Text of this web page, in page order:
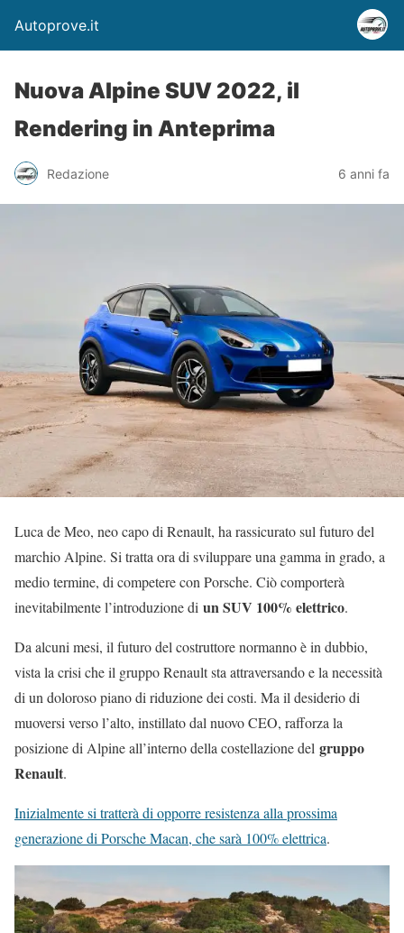
Autoprove.it
Nuova Alpine SUV 2022, il
Rendering in Anteprima
Redazione 6 anni fa
Luca de Meo, neo capo di Renault, ha rassicurato sul futuro del
marchio Alpine. Si tratta ora di sviluppare una gamma in grado, a
medio termine, di competere con Porsche. Ciò comporterà
inevitabilmente l’introduzione di un SUV 100% elettrico.
Da alcuni mesi, il futuro del costruttore normanno è in dubbio,
vista la crisi che il gruppo Renault sta attraversando e la necessità
di un doloroso piano di riduzione dei costi. Ma il desiderio di
muoversi verso l’alto, instillato dal nuovo CEO, rafforza la
posizione di Alpine all’interno della costellazione del gruppo
Renault.
Inizialmente si tratterà di opporre resistenza alla prossima
generazione di Porsche Macan, che sarà 100% elettrica.